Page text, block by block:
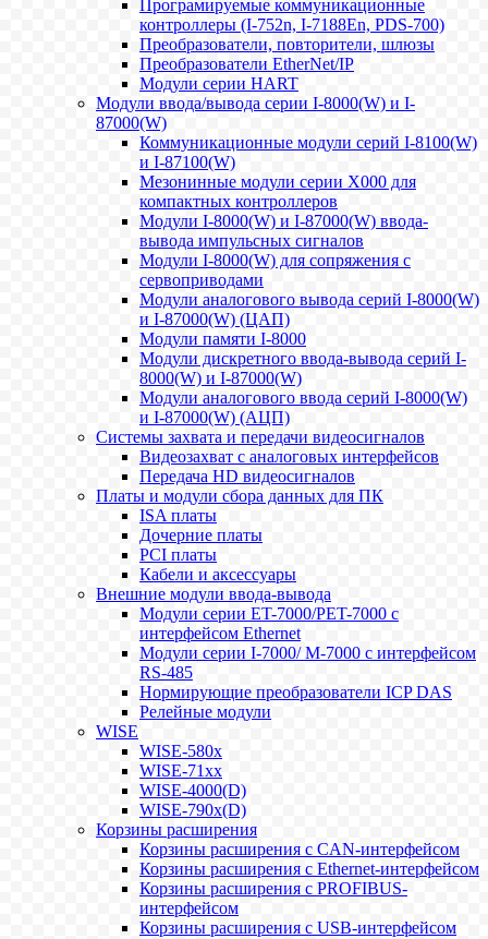
Програмируемые коммуникационные
контроллеры (I-752n, I-7188En, PDS-700)
Преобразователи, повторители, шлюзы
Преобразователи EtherNet/IP
Модули серии HART
Модули ввода/вывода серии I-8000(W) и I-
87000(W)
Коммуникационные модули серий I-8100(W)
и I-87100(W)
Мезонинные модули серии X000 для
компактных контроллеров
Модули I-8000(W) и I-87000(W) ввода-
вывода импульсных сигналов
Модули I-8000(W) для сопряжения с
сервоприводами
Модули аналогового вывода серий I-8000(W)
и I-87000(W) (ЦАП)
Модули памяти I-8000
Модули дискретного ввода-вывода серий I-
8000(W) и I-87000(W)
Модули аналогового ввода серий I-8000(W)
и I-87000(W) (АЦП)
Системы захвата и передачи видеосигналов
Видеозахват с аналоговых интерфейсов
Передача HD видеосигналов
Платы и модули сбора данных для ПК
ISA платы
Дочерние платы
PCI платы
Кабели и аксессуары
Внешние модули ввода-вывода
Модули серии ET-7000/PET-7000 с
интерфейсом Ethernet
Модули серии I-7000/ M-7000 с интерфейсом
RS-485
Нормирующие преобразователи ICP DAS
Релейные модули
WISE
WISE-580x
WISE-71xx
WISE-4000(D)
WISE-790x(D)
Корзины расширения
Корзины расширения с CAN-интерфейсом
Корзины расширения с Ethernet-интерфейсом
Корзины расширения с PROFIBUS-
интерфейсом
Корзины расширения с USB-интерфейсом